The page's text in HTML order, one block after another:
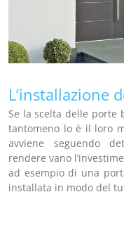
L’installazione
Se la scelta delle porte
tantomeno lo è il loro
avviene seguendo
rendere vano
ad esempio di una
installata in modo del